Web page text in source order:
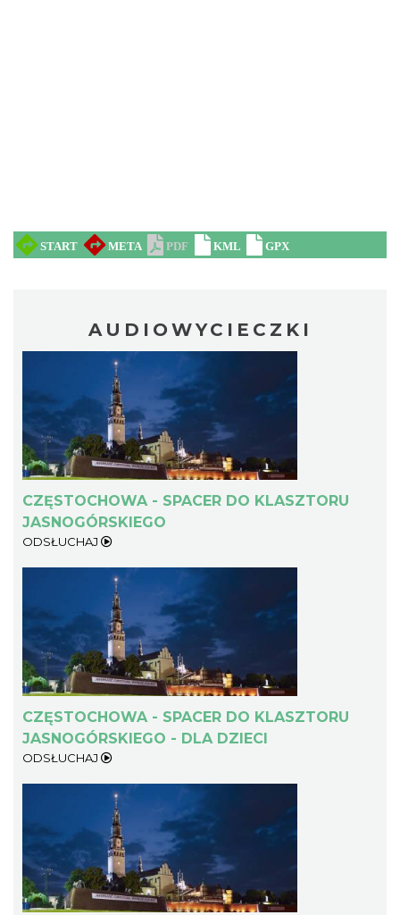
AUDIOWYCIECZKI
CZĘSTOCHOWA - SPACER DO KLASZTORU
JASNOGÓRSKIEGO
ODSŁUCHAJ
CZĘSTOCHOWA - SPACER DO KLASZTORU
JASNOGÓRSKIEGO - DLA DZIECI
ODSŁUCHAJ